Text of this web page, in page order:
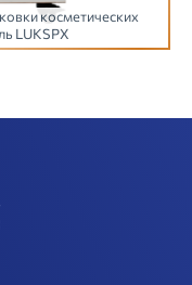
косметических
LUKSPX